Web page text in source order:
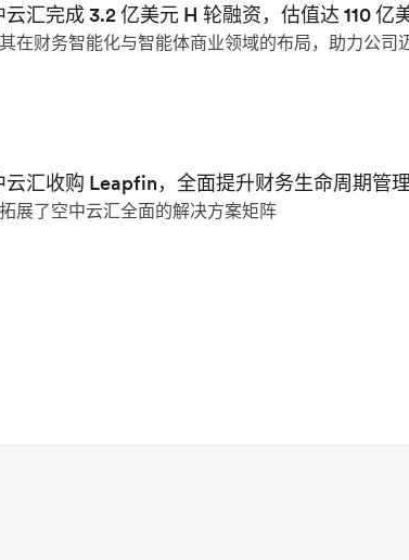
汇完成 3.2 亿美元 H 轮融资，估值达 110 亿
在财务智能化与智能体商业领域的布局，助力公司
汇收购 Leapfin，全面提升财务生命周期管
展了空中云汇全面的解决方案矩阵